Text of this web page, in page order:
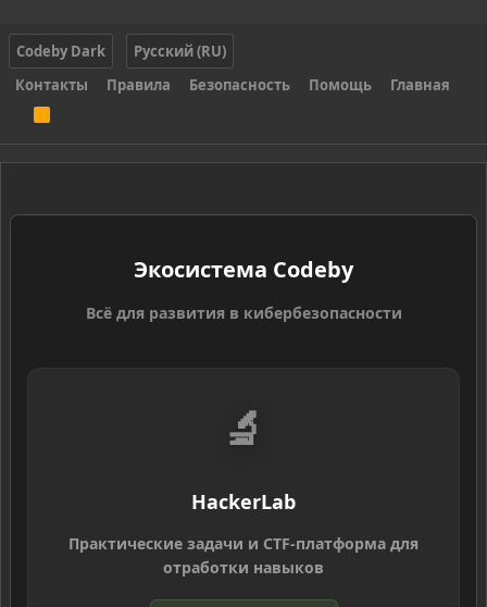
Codeby Dark
Русский (RU)
Контакты
Правила Безопасность Помощь Главная
S
Экосистема Codeby
Всё для развития в кибербезопасности
🔬
HackerLab
Практические задачи и CTF-платформа для
отработки навыков